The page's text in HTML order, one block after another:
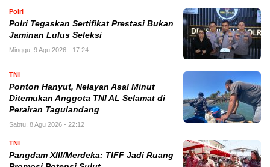
Polri
Polri Tegaskan Sertifikat Prestasi Bukan
Jaminan Lulus Seleksi
Minggu, 9 Agu 2026 - 17:24
TNI
Ponton Hanyut, Nelayan Asal Minut
Ditemukan Anggota TNI AL Selamat di
Perairan Tagulandang
Sabtu, 8 Agu 2026 - 22:12
TNI
Pangdam XIII/Merdeka: TIFF Jadi Ruang